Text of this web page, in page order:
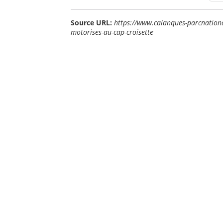
Source URL: https://www.calanques-
motorises-au-cap-croisette